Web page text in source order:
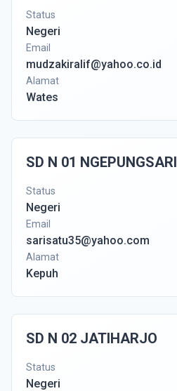
Status
Negeri
Email
mudzakiralif@yahoo.co.id
Alamat
Wates
SD N 01 NGEPUNGSARI
Status
Negeri
Email
sarisatu35@yahoo.com
Alamat
Kepuh
SD N 02 JATIHARJO
Status
Negeri